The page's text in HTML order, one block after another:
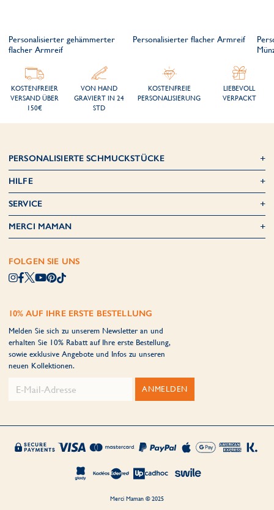
Personalisierter gehämmerter
flacher Armreif
Personalisierter flacher Armreif
KOSTENFREIER
VERSAND ÜBER
150€
VON HAND
GRAVIERT IN 24
STD
KOSTENFREIE
PERSONALISIERUNG
LIEBEVOLL
VERPACKT
PERSONALISIERTE SCHMUCKSTÜCKE
HILFE
SERVICE
MERCI MAMAN
FOLGEN SIE UNS
10% AUF IHRE ERSTE BESTELLUNG
Melden Sie sich zu unserem Newsletter an und
erhalten Sie 10% Rabatt auf Ihre erste Bestellung,
sowie exklusive Angebote und Infos zu unseren
neuen Kollektionen.
ANMELDEN
Merci Maman © 2025